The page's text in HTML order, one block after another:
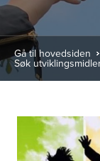
Gå til hovedsiden
Søk